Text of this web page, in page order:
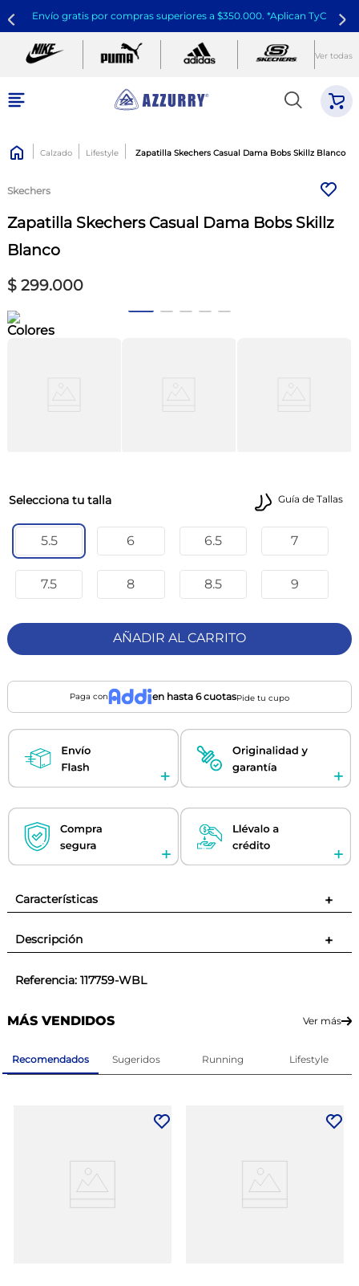
Envío gratis por compras superiores a $350.000. *Aplican TyC
Ver todas
Calzado Lifestyle Zapatilla Skechers Casual Dama Bobs Skillz Blanco
Skechers
Zapatilla Skechers Casual Dama Bobs Skillz
Blanco
$ 299.000
Colores
Guía de Tallas
talla
5.5 6 6.5 7
7.5 8 8.5 9
AÑADIR AL CARRITO
Paga con en hasta 6 cuotasPide tu cupo
Características +
Descripción +
Referencia: 117759-WBL
MÁS VENDIDOS Ver más
Recomendados Sugeridos Running Lifestyle